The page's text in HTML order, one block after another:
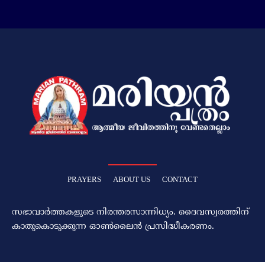
PRAYERS ABOUT US CONTACT
സഭാവാര്‍ത്തകളുടെ നിരന്തരസാന്നിധ്യം. ദൈവസ്വരത്തിന്‌
കാതുകൊടുക്കുന്ന ഓണ്‍ലൈന്‍ പ്രസിദ്ധീകരണം.